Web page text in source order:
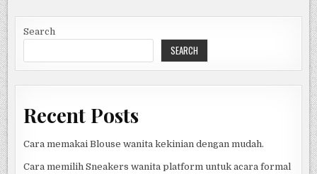
KEHIDUPAN
DAN
YANG
MENGUBAH
DUNIA
DIGITAL
MASA
Search
SEARCH
Recent Posts
Cara memakai Blouse wanita kekinian dengan mudah.
Cara memilih Sneakers wanita platform untuk acara formal